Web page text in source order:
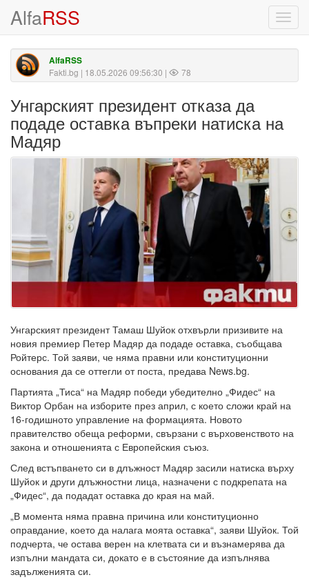
AlfaRSS
AlfaRSS
Fakti.bg | 18.05.2026 09:56:30 | 78
Унгарският президент отказа да
подаде оставка въпреки натиска на
Мадяр
Унгарският президент Тамаш Шуйок отхвърли призивите на
новия премиер Петер Мадяр да подаде оставка, съобщава
Ройтерс. Той заяви, че няма правни или конституционни
основания да се оттегли от поста, предава News.bg.
Партията „Тиса“ на Мадяр победи убедително „Фидес“ на
Виктор Орбан на изборите през април, с което сложи край на
16-годишното управление на формацията. Новото
правителство обеща реформи, свързани с върховенството на
закона и отношенията с Европейския съюз.
След встъпването си в длъжност Мадяр засили натиска върху
Шуйок и други длъжностни лица, назначени с подкрепата на
„Фидес“, да подадат оставка до края на май.
„В момента няма правна причина или конституционно
оправдание, което да налага моята оставка“, заяви Шуйок. Той
подчерта, че остава верен на клетвата си и възнамерява да
изпълни мандата си, докато е в състояние да изпълнява
задълженията си.